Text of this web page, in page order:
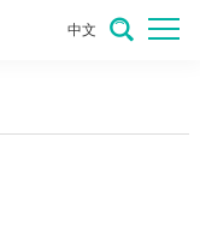
中文